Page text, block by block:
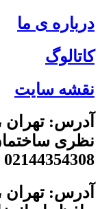
درباره ی ما
کاتالوگ
نقشه سایت
آدرس: تهران
02144354308
آدرس: تهران